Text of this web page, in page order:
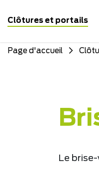
Clôtures et portails
Page d'accueil
Le